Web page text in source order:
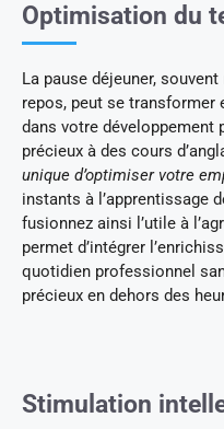
Optimisation du
La pause déjeuner,
repos, peut se transformer
dans votre développement
précieux à des cours
unique d’optimiser votre
instants à l’apprentissage
fusionnez ainsi l’utile à
permet d’intégrer
quotidien professionnel
précieux en dehors des
Stimulation